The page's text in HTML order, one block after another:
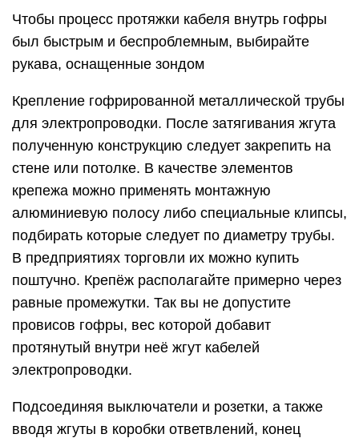
Чтобы процесс протяжки кабеля внутрь гофры
был быстрым и беспроблемным, выбирайте
рукава, оснащенные зондом
Крепление гофрированной металлической трубы
для электропроводки. После затягивания жгута
полученную конструкцию следует закрепить на
стене или потолке. В качестве элементов
крепежа можно применять монтажную
алюминиевую полосу либо специальные клипсы,
подбирать которые следует по диаметру трубы.
В предприятиях торговли их можно купить
поштучно. Крепёж располагайте примерно через
равные промежутки. Так вы не допустите
провисов гофры, вес которой добавит
протянутый внутри неё жгут кабелей
электропроводки.
Подсоединяя выключатели и розетки, а также
вводя жгуты в коробки ответвлений, конец